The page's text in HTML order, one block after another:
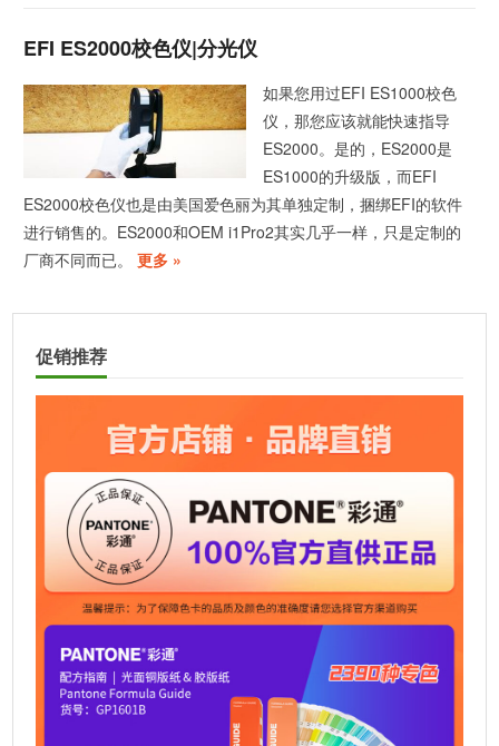
EFI ES2000校色仪|分光仪
如果您用过EFI ES1000校色
仪，那您应该就能快速指导
ES2000。是的，ES2000是
ES1000的升级版，而EFI
ES2000校色仪也是由美国爱色丽为其单独定制，捆绑EFI的软件
进行销售的。ES2000和OEM i1Pro2其实几乎一样，只是定制的
厂商不同而已。
更多 »
促销推荐